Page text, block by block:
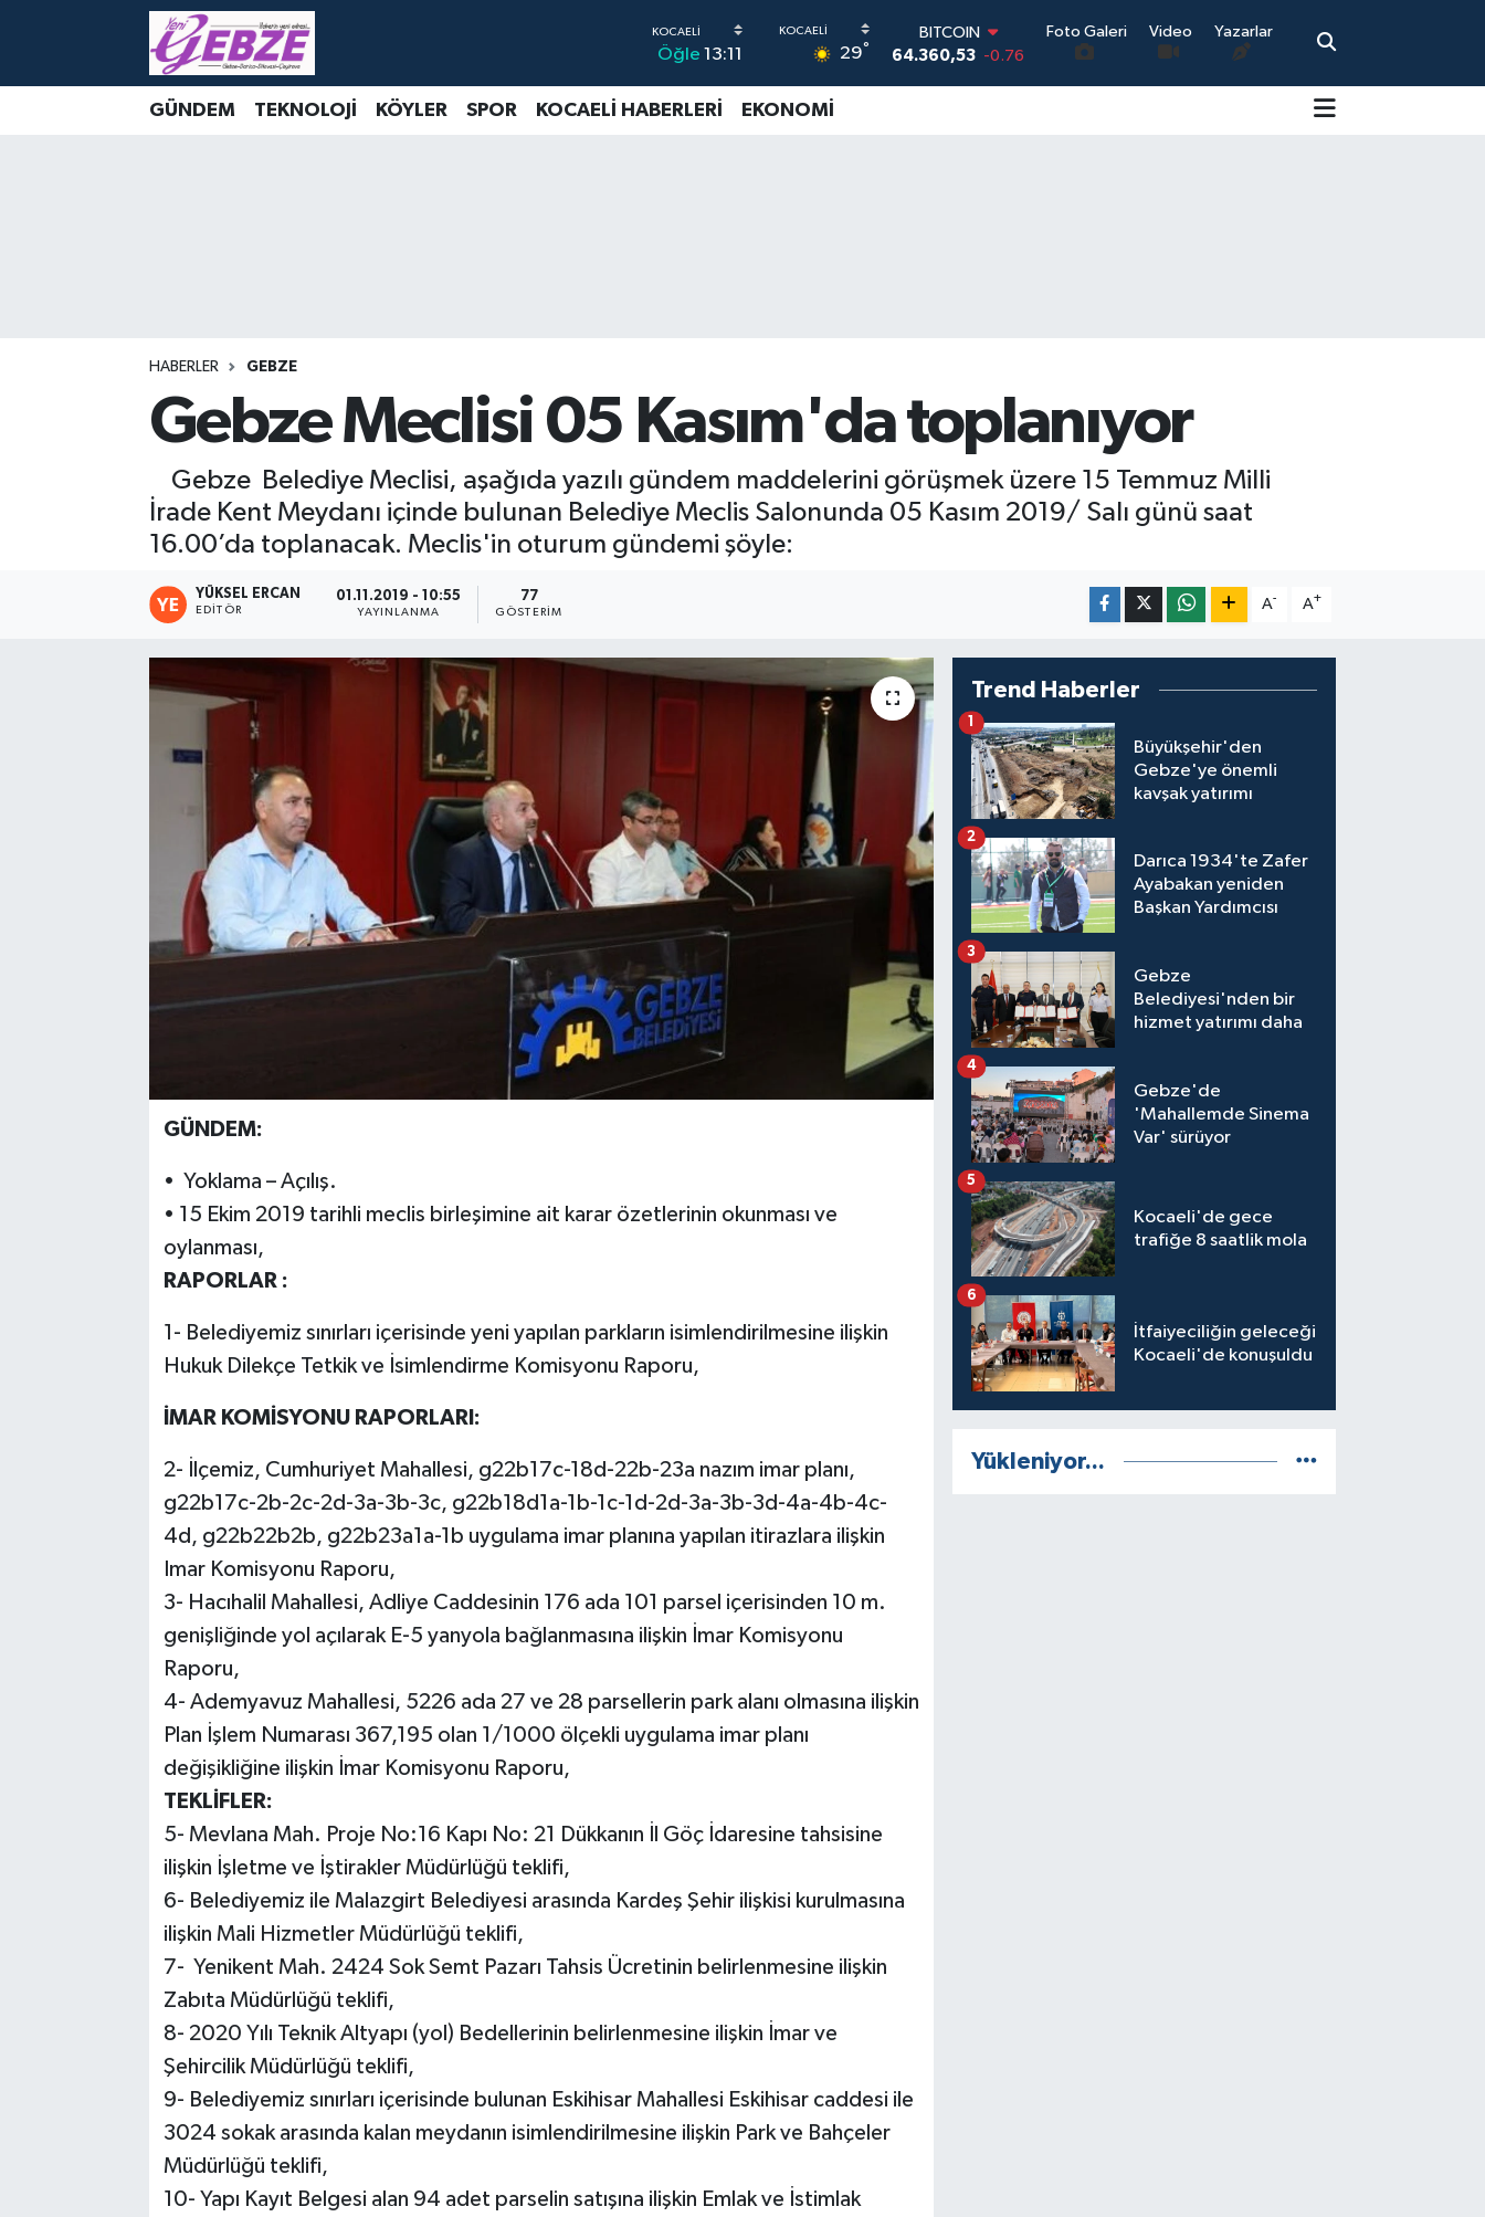
Öğle 13:11 29°
DOLAR
47,7069
0.17
Foto Galeri Video Yazarlar
GÜNDEM TEKNOLOJİ KÖYLER SPOR KOCAELİ HABERLERİ EKONOMİ
HABERLER GEBZE
Gebze Meclisi 05 Kasım'da toplanıyor
Gebze Belediye Meclisi, aşağıda yazılı gündem maddelerini görüşmek üzere 15 Temmuz Milli
İrade Kent Meydanı içinde bulunan Belediye Meclis Salonunda 05 Kasım 2019/ Salı günü saat
16.00’da toplanacak. Meclis'in oturum gündemi şöyle:
YÜKSEL ERCAN
EDITÖR
01.11.2019 - 10:55
YAYINLANMA
77
GÖSTERIM
A- A+
GÜNDEM:
• Yoklama – Açılış.
• 15 Ekim 2019 tarihli meclis birleşimine ait karar özetlerinin okunması ve
oylanması,
RAPORLAR :
1- Belediyemiz sınırları içerisinde yeni yapılan parkların isimlendirilmesine ilişkin
Hukuk Dilekçe Tetkik ve İsimlendirme Komisyonu Raporu,
İMAR KOMİSYONU RAPORLARI:
2- İlçemiz, Cumhuriyet Mahallesi, g22b17c-18d-22b-23a nazım imar planı,
g22b17c-2b-2c-2d-3a-3b-3c, g22b18d1a-1b-1c-1d-2d-3a-3b-3d-4a-4b-4c-
4d, g22b22b2b, g22b23a1a-1b uygulama imar planına yapılan itirazlara ilişkin
Imar Komisyonu Raporu,
3- Hacıhalil Mahallesi, Adliye Caddesinin 176 ada 101 parsel içerisinden 10 m.
genişliğinde yol açılarak E-5 yanyola bağlanmasına ilişkin İmar Komisyonu
Raporu,
4- Ademyavuz Mahallesi, 5226 ada 27 ve 28 parsellerin park alanı olmasına ilişkin
Plan İşlem Numarası 367,195 olan 1/1000 ölçekli uygulama imar planı
değişikliğine ilişkin İmar Komisyonu Raporu,
TEKLİFLER:
5- Mevlana Mah. Proje No:16 Kapı No: 21 Dükkanın İl Göç İdaresine tahsisine
ilişkin İşletme ve İştirakler Müdürlüğü teklifi,
6- Belediyemiz ile Malazgirt Belediyesi arasında Kardeş Şehir ilişkisi kurulmasına
ilişkin Mali Hizmetler Müdürlüğü teklifi,
7- Yenikent Mah. 2424 Sok Semt Pazarı Tahsis Ücretinin belirlenmesine ilişkin
Zabıta Müdürlüğü teklifi,
8- 2020 Yılı Teknik Altyapı (yol) Bedellerinin belirlenmesine ilişkin İmar ve
Şehircilik Müdürlüğü teklifi,
9- Belediyemiz sınırları içerisinde bulunan Eskihisar Mahallesi Eskihisar caddesi ile
3024 sokak arasında kalan meydanın isimlendirilmesine ilişkin Park ve Bahçeler
Müdürlüğü teklifi,
10- Yapı Kayıt Belgesi alan 94 adet parselin satışına ilişkin Emlak ve İstimlak
Trend Haberler
Büyükşehir'den
Gebze'ye önemli
kavşak yatırımı
1
Darıca 1934'te Zafer
Ayabakan yeniden
Başkan Yardımcısı
2
Gebze
Belediyesi'nden bir
hizmet yatırımı daha
3
Gebze'de
'Mahallemde Sinema
Var' sürüyor
4
Kocaeli'de gece
trafiğe 8 saatlik mola
5
İtfaiyeciliğin geleceği
Kocaeli'de konuşuldu
6
Yükleniyor...
Nöbetçi Eczaneler
Tüm Manşetler
Son Dakika Haberleri